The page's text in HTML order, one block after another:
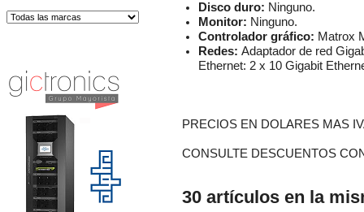
Disco duro: Ninguno.
Monitor: Ninguno.
Controlador gráfico: Matrox
Redes: Adaptador de red
Ethernet: 2 x 10 Gigabit
PRECIOS EN DOLARES MAS
CONSULTE DESCUENTOS
30 artículos en la